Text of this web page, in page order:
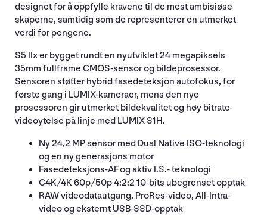
designet for å oppfylle kravene til de mest ambisiøse
skaperne, samtidig som de representerer en utmerket
verdi for pengene.
S5 IIx er bygget rundt en nyutviklet 24 megapiksels
35mm fullframe CMOS-sensor og bildeprosessor.
Sensoren støtter hybrid fasedeteksjon autofokus, for
første gang i LUMIX-kameraer, mens den nye
prosessoren gir utmerket bildekvalitet og høy bitrate-
videoytelse på linje med LUMIX S1H.
Ny 24,2 MP sensor med Dual Native ISO-teknologi
og en ny generasjons motor
Fasedeteksjons-AF og aktiv I.S.- teknologi
C4K/4K 60p/50p 4:2:2 10-bits ubegrenset opptak
RAW videodatautgang, ProRes-video, All-Intra-
video og eksternt USB-SSD-opptak